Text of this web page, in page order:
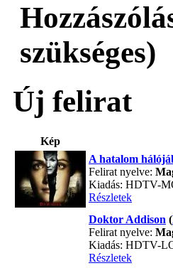
szükséges)
Új felirat
Kép
A hatalom
Felirat nyelve:
Kiadás: HDTV-
Részletek
Doktor Addison (
Felirat nyelve:
Kiadás: HDTV-
Részletek